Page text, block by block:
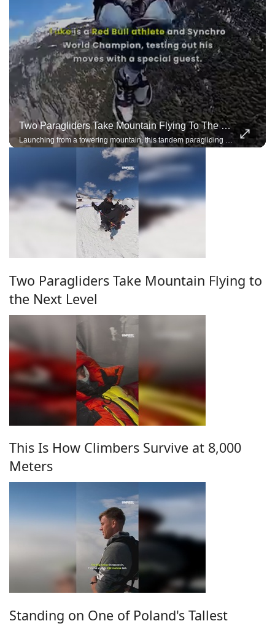
Two Paragliders Take Mountain Flying To The Next Level
Launching from a towering mountain, this tandem paragliding team performs breathtaking acro maneuvers under a single wing, demonstrating incredible trust, precision, and control.
Two Paragliders Take Mountain Flying to
the Next Level
This Is How Climbers Survive at 8,000
Meters
Standing on One of Poland's Tallest